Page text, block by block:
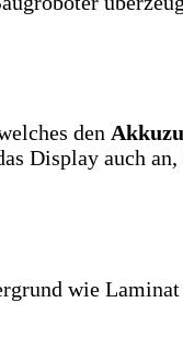
den
Display auch an,
wie Laminat